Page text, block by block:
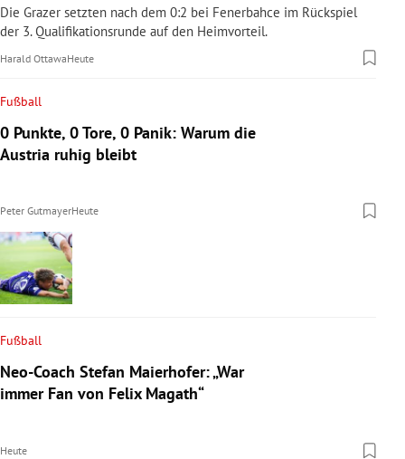
Die Grazer setzten nach dem 0:2 bei Fenerbahce im Rückspiel
der 3. Qualifikationsrunde auf den Heimvorteil.
Harald OttawaHeute
Fußball
0 Punkte, 0 Tore, 0 Panik: Warum die
Austria ruhig bleibt
Peter GutmayerHeute
Fußball
Neo-Coach Stefan Maierhofer: „War
immer Fan von Felix Magath“
Heute